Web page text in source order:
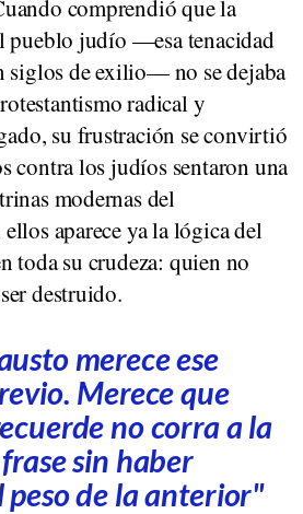
comprendió que la
pueblo judío —esa tenacidad
siglos de exilio— no se dejaba
radical y
su frustración se convirtió
contra los judíos sentaron una
modernas del
aparece ya la lógica del
toda su crudeza: quien no
destruido.
merece ese
Merece que
no corra a la
sin haber
peso de la anterior"